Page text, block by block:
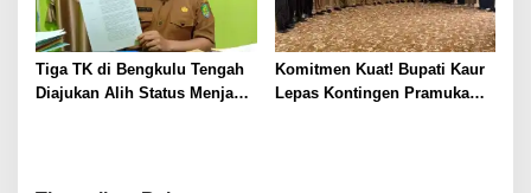
Tiga TK di Bengkulu Tengah
Diajukan Alih Status Menjadi
Komitmen Kuat! Bupati Kaur
Lepas Kontingen Pramuka